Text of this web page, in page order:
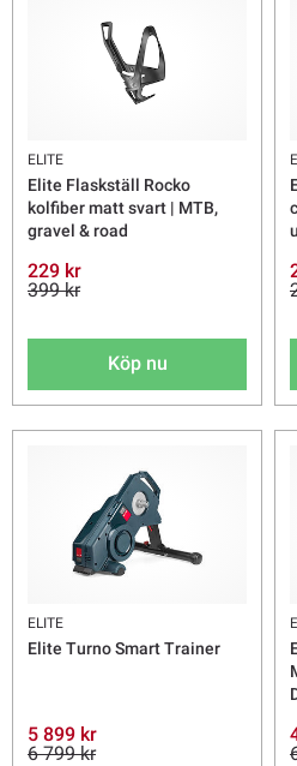
ELITE
Elite Flaskställ Rocko
kolfiber matt svart | MTB,
gravel & road
229 kr
399 kr
Köp nu
ELITE
Elite Turno Smart Trainer
5 899 kr
6 799 kr